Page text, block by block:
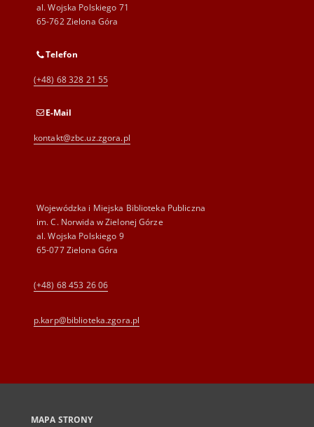
al. Wojska Polskiego 71
65-762 Zielona Góra
Telefon
(+48) 68 328 21 55
E-Mail
kontakt@zbc.uz.zgora.pl
Wojewódzka i Miejska Biblioteka Publiczna
im. C. Norwida w Zielonej Górze
al. Wojska Polskiego 9
65-077 Zielona Góra
(+48) 68 453 26 06
p.karp@biblioteka.zgora.pl
MAPA STRONY